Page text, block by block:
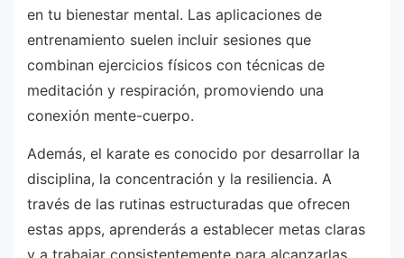
en tu bienestar mental. Las aplicaciones de
entrenamiento suelen incluir sesiones que
combinan ejercicios físicos con técnicas de
meditación y respiración, promoviendo una
conexión mente-cuerpo.
Además, el karate es conocido por desarrollar la
disciplina, la concentración y la resiliencia. A
través de las rutinas estructuradas que ofrecen
estas apps, aprenderás a establecer metas claras
y a trabajar consistentemente para alcanzarlas,